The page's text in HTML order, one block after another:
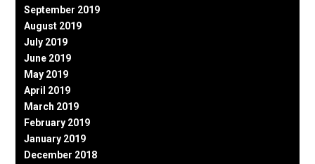
September 2019
August 2019
July 2019
June 2019
May 2019
April 2019
March 2019
February 2019
January 2019
December 2018